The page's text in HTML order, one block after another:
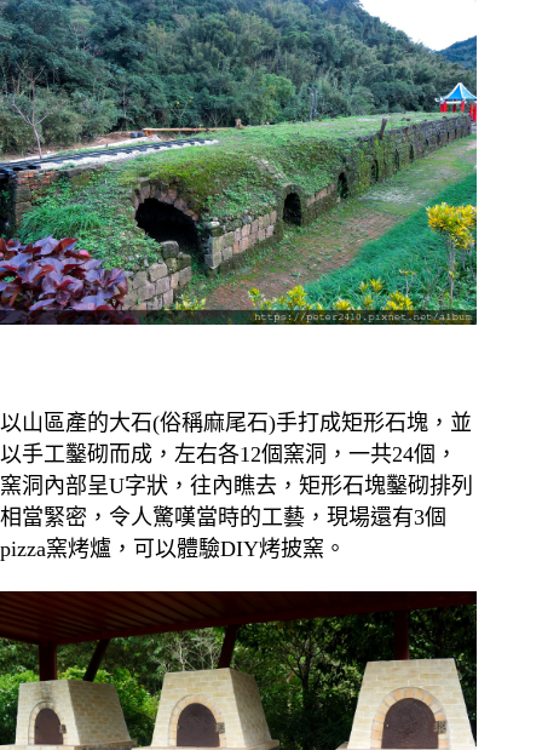
以山區產的大石(俗稱麻尾石)手打成矩形石塊，並
以手工鑿砌而成，左右各12個窯洞，一共24個，
窯洞內部呈U字狀，往內瞧去，矩形石塊鑿砌排列
相當緊密，令人驚嘆當時的工藝，現場還有3個
pizza窯烤爐，可以體驗DIY烤披窯。